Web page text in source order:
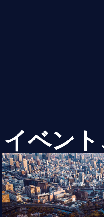
ベン